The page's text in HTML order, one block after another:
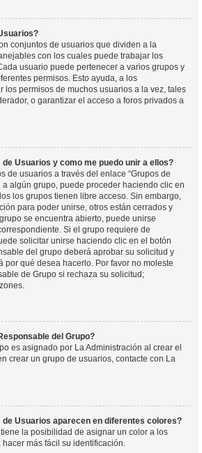
conjuntos de usuarios que dividen a la
con los cuales puede trabajar los
usuario puede pertenecer a varios grupos y
permisos. Esto ayuda, a los
los permisos de muchos usuarios a la vez, tales
o garantizar el acceso a foros privados a
Usuarios y como me puedo unir a ellos?
de usuarios a través del enlace “Grupos de
a algún grupo, puede proceder haciendo clic en
los grupos tienen libre acceso. Sin embargo,
para poder unirse, otros están cerrados y
se encuentra abierto, puede unirse
Si el grupo requiere de
solicitar unirse haciendo clic en el botón
del grupo deberá aprobar su solicitud y
por qué desea hacerlo. Por favor no moleste
de Grupo si rechaza su solicitud;
del Grupo?
es asignado por La Administración al crear el
crear un grupo de usuarios, contacte con La
de Usuarios aparecen en diferentes colores?
la posibilidad de asignar un color a los
más fácil su identificación.